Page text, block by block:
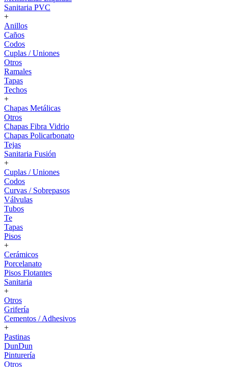
Sanitaria PVC
+
Anillos
Caños
Codos
Cuplas / Uniones
Otros
Ramales
Tapas
Techos
+
Chapas Metálicas
Otros
Chapas Fibra Vidrio
Chapas Policarbonato
Tejas
Sanitaria Fusión
+
Cuplas / Uniones
Codos
Curvas / Sobrepasos
Válvulas
Tubos
Te
Tapas
Pisos
+
Cerámicos
Porcelanato
Pisos Flotantes
Sanitaria
+
Otros
Grifería
Cementos / Adhesivos
+
Pastinas
DunDun
Pinturería
Otros